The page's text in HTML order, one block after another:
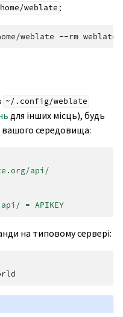
weblate :
weblate --rm
~/.config/weblate
для інших місць), будь
вашого середовища:
api/
= APIKEY
на типовому сервері: